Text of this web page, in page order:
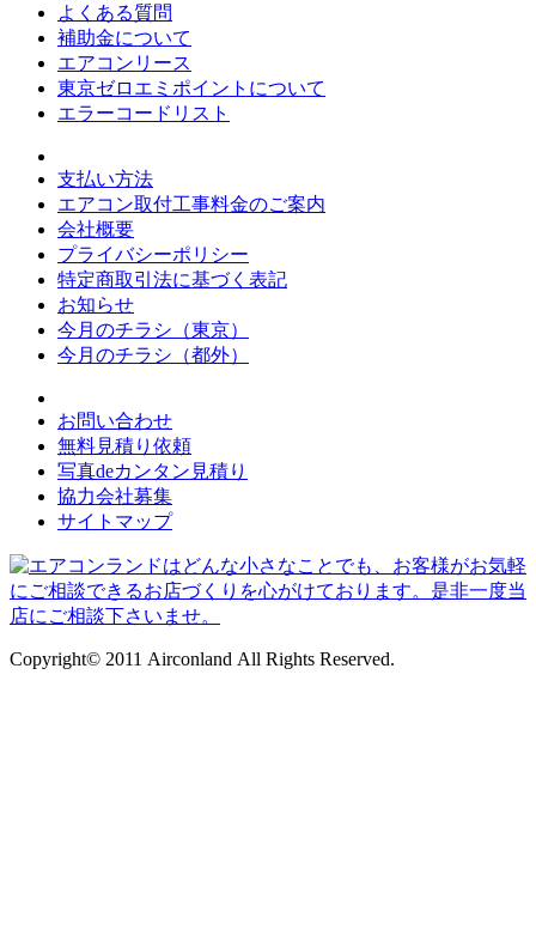
よくある質問
補助金について
エアコンリース
東京ゼロエミポイントについて
エラーコードリスト
支払い方法
エアコン取付工事料金のご案内
会社概要
プライバシーポリシー
特定商取引法に基づく表記
お知らせ
今月のチラシ（東京）
今月のチラシ（都外）
お問い合わせ
無料見積り依頼
写真deカンタン見積り
協力会社募集
サイトマップ
Copyright© 2011 Airconland All Rights Reserved.